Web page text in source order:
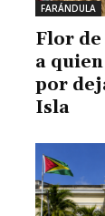
FARÁNDULA
Flor de
a
por
Isla